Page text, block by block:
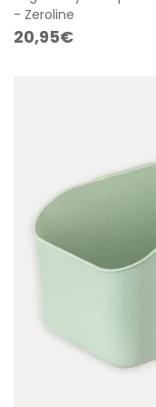
- Zeroline
Precio
20,95€